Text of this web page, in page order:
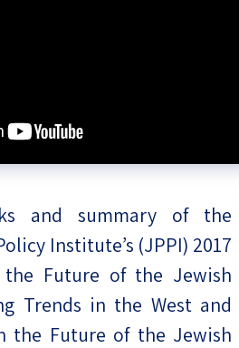
and summary of the
Institute’s (JPPI) 2017
the Future of the Jewish
Trends in the West and
the Future of the Jewish